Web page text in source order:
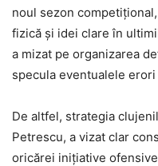
noul sezon
fizică și idei clare în
a mizat pe organizarea
specula eventualele erori
De altfel, strategia
Petrescu, a vizat clar
oricărei inițiative